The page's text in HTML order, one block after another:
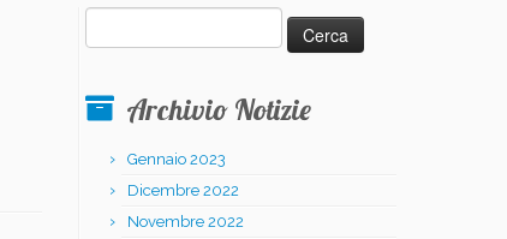
per:
Archivio Notizie
Gennaio 2023
Dicembre 2022
Novembre 2022